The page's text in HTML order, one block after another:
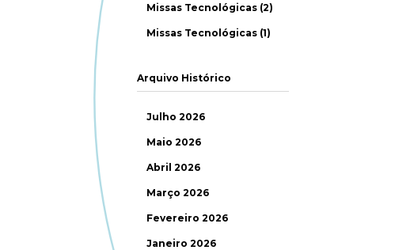
Missas Tecnológicas (2)
Missas Tecnológicas (1)
Arquivo Histórico
Julho 2026
Maio 2026
Abril 2026
Março 2026
Fevereiro 2026
Janeiro 2026